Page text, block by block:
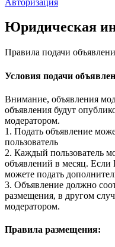
Юридическая
Правила подачи
Условия подачи
Внимание, объявления
объявления будут
модератором.
1. Подать объявление
пользователь
2. Каждый пользователь
объявлений в месяц.
можете подать
3. Объявление должно
размещения, в другом
модератором.
Правила размещения: